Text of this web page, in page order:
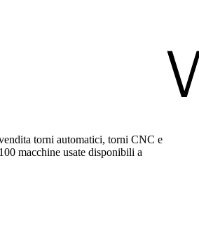
torni automatici, torni CNC e
macchine usate disponibili a